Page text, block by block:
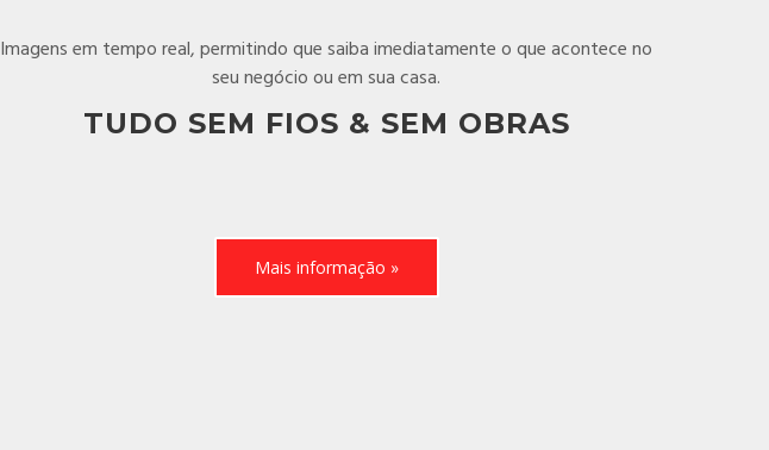
Imagens em tempo real, permitindo que saiba imediatamente o que acontece no
seu negócio ou em sua casa.
TUDO SEM FIOS & SEM OBRAS
Mais informação »